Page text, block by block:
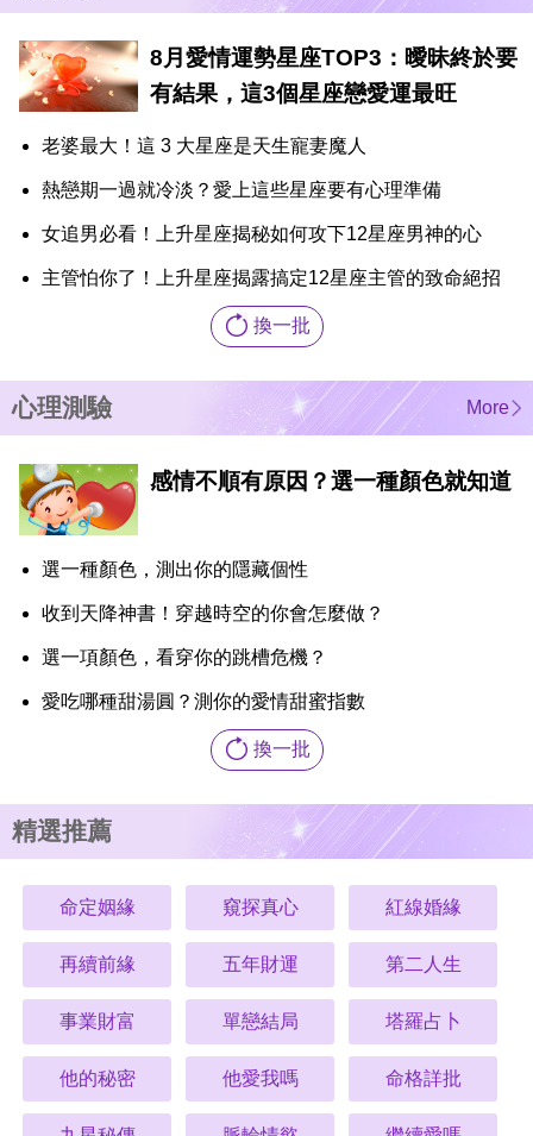
8月愛情運勢星座TOP3：曖昧終於要
有結果，這3個星座戀愛運最旺
老婆最大！這 3 大星座是天生寵妻魔人
熱戀期一過就冷淡？愛上這些星座要有心理準備
女追男必看！上升星座揭秘如何攻下12星座男神的心
主管怕你了！上升星座揭露搞定12星座主管的致命絕招
換一批
心理測驗 More
感情不順有原因？選一種顏色就知道
選一種顏色，測出你的隱藏個性
收到天降神書！穿越時空的你會怎麼做？
選一項顏色，看穿你的跳槽危機？
愛吃哪種甜湯圓？測你的愛情甜蜜指數
換一批
精選推薦
命定姻緣 窺探真心 紅線婚緣
再續前緣 五年財運 第二人生
事業財富 單戀結局 塔羅占卜
他的秘密 他愛我嗎 命格詳批